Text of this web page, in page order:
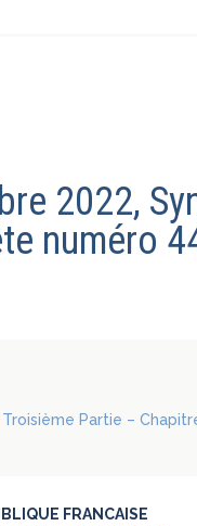
2022,
numéro
Partie –
FRANCAISE